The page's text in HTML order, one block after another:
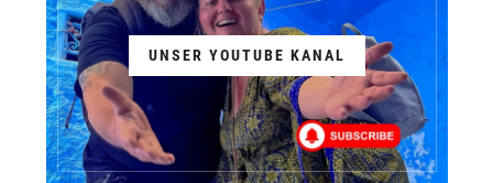
UNSER YOUTUBE KANAL